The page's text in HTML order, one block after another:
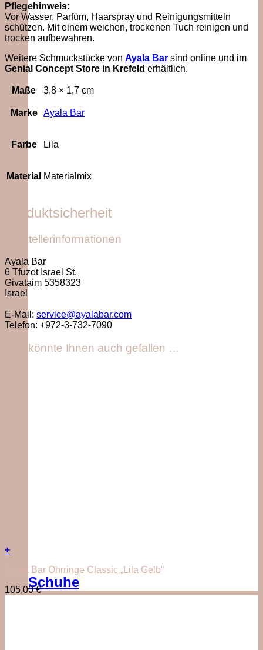
Schuhe
Pflegehinweis:
Vor Wasser, Parfüm, Haarspray und Reinigungsmitteln
schützen. Mit einem weichen, trockenen Tuch reinigen und
trocken aufbewahren.
Weitere Schmuckstücke von Ayala Bar sind online und im
Genial Concept Store in Krefeld erhältlich.
Maße 3,8 × 1,7 cm
Marke Ayala Bar
Farbe Lila
Material Materialmix
Produktsicherheit
Herstellerinformationen
Ayala Bar
6 Tfuzot Israel St.
Givataim 5358323
Israel
E-Mail: service@ayalabar.com
Telefon: +972-3-732-7090
Das könnte Ihnen auch gefallen …
+
Ayala Bar Ohrringe Classic „Lila Gelb“
105,00€